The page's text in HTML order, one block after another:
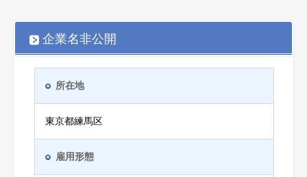
企業名非公開
所在地
東京都練馬区
雇用形態